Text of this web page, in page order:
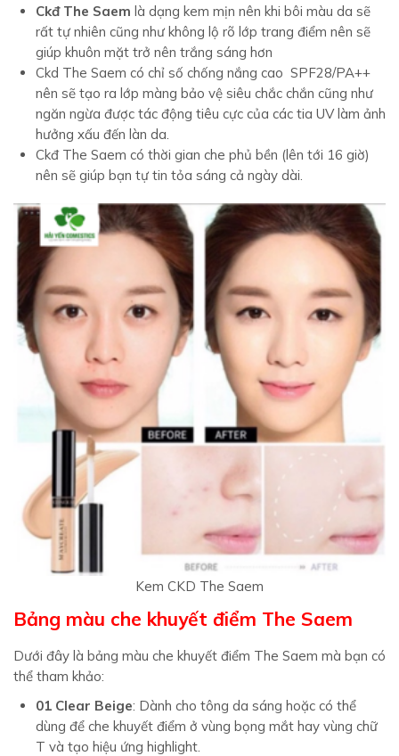
Ckđ The Saem là dạng kem mịn nên khi bôi màu da sẽ
rất tự nhiên cũng như không lộ rõ lớp trang điểm nên sẽ
giúp khuôn mặt trở nên trắng sáng hơn
Ckd The Saem có chỉ số chống nắng cao SPF28/PA++
nên sẽ tạo ra lớp màng bảo vệ siêu chắc chắn cũng như
ngăn ngừa được tác động tiêu cực của các tia UV làm ảnh
hưởng xấu đến làn da.
Ckđ The Saem có thời gian che phủ bền (lên tới 16 giờ)
nên sẽ giúp bạn tự tin tỏa sáng cả ngày dài.
Kem CKD The Saem
Bảng màu che khuyết điểm The Saem
Dưới đây là bảng màu che khuyết điểm The Saem mà bạn có
thể tham khảo:
01 Clear Beige: Dành cho tông da sáng hoặc có thể
dùng để che khuyết điểm ở vùng bọng mắt hay vùng chữ
T và tạo hiệu ứng highlight.